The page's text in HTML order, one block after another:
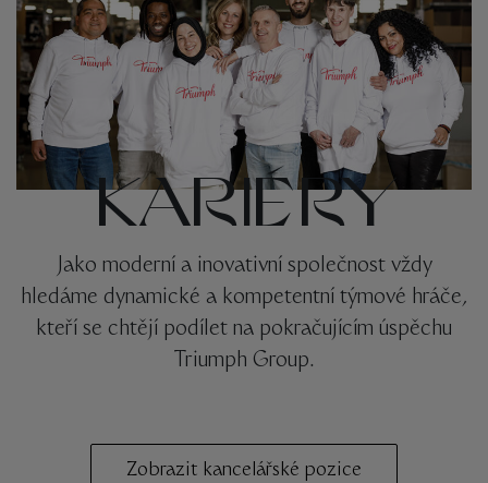
KARIÉRY
Jako moderní a inovativní společnost vždy
hledáme dynamické a kompetentní týmové hráče,
kteří se chtějí podílet na pokračujícím úspěchu
Triumph Group.
Zobrazit kancelářské pozice